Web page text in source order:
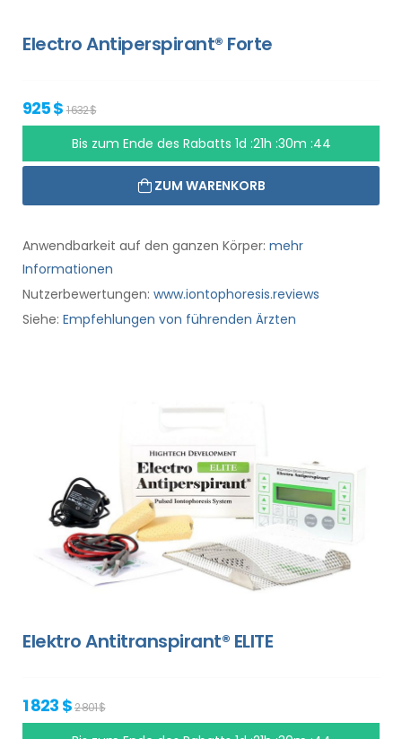
Electro Antiperspirant® Forte
925 $1 632 $
Bis zum Ende des Rabatts1d :21h :30m :43
ZUM WARENKORB
Anwendbarkeit auf den ganzen Körper: mehr
Informationen
Nutzerbewertungen: www.iontophoresis.reviews
Siehe: Empfehlungen von führenden Ärzten
Elektro Antitranspirant® ELITE
1 823 $2 801 $